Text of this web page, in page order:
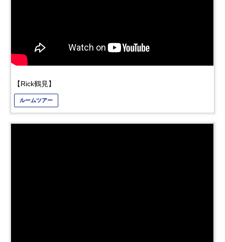
ルームツアー
【Rick鶴見】